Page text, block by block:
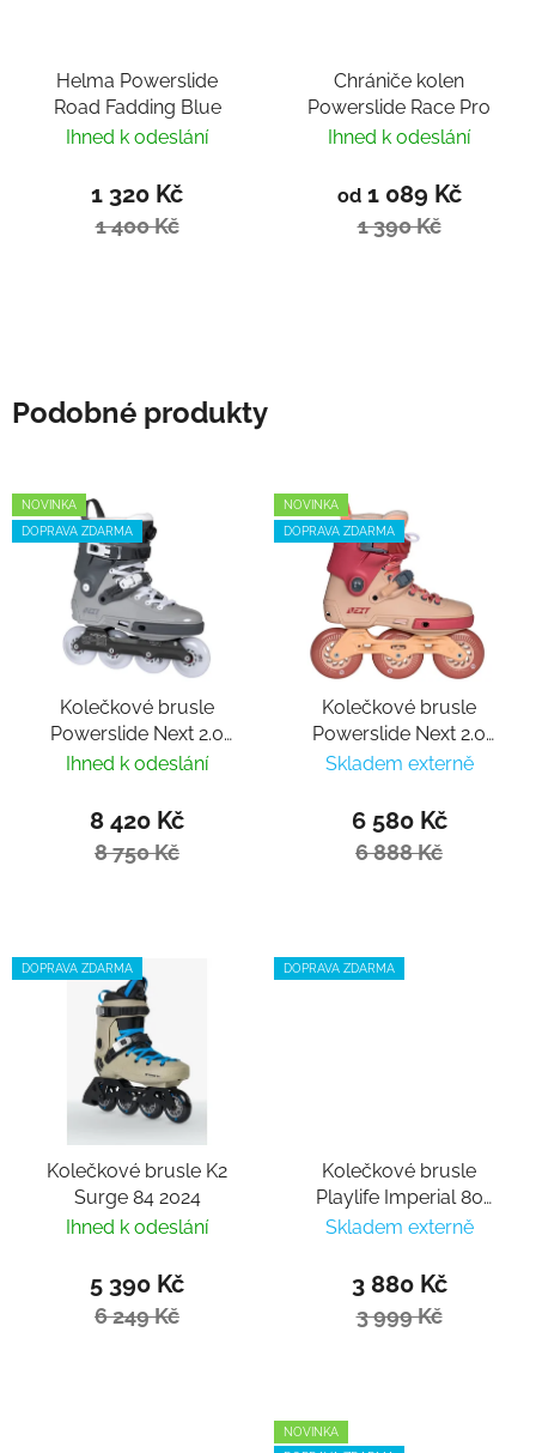
Helma Powerslide
Road Fadding Blue
Ihned k odeslání
1 320 Kč
1 400 Kč
Chrániče kolen
Powerslide Race Pro
Ihned k odeslání
od1 089 Kč
1 390 Kč
Podobné produkty
NOVINKA
DOPRAVA ZDARMA
Kolečkové brusle
Powerslide Next 2.0
80/90 PDS Asphalt
Ihned k odeslání
8 420 Kč
8 750 Kč
NOVINKA
DOPRAVA ZDARMA
Kolečkové brusle
Powerslide Next 2.0
100 Burgundy
Skladem externě
6 580 Kč
6 888 Kč
DOPRAVA ZDARMA
Kolečkové brusle K2
Surge 84 2024
Ihned k odeslání
5 390 Kč
6 249 Kč
DOPRAVA ZDARMA
Kolečkové brusle
Playlife Imperial 80
Fuchsia
Skladem externě
3 880 Kč
3 999 Kč
NOVINKA